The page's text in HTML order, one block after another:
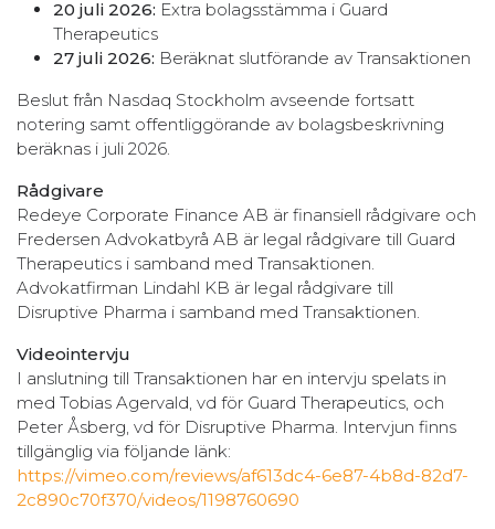
20 juli 2026: Extra bolagsstämma i Guard
Therapeutics
27 juli 2026: Beräknat slutförande av Transaktionen
Beslut från Nasdaq Stockholm avseende fortsatt
notering samt offentliggörande av bolagsbeskrivning
beräknas i juli 2026.
Rådgivare
Redeye Corporate Finance AB är finansiell rådgivare och
Fredersen Advokatbyrå AB är legal rådgivare till Guard
Therapeutics i samband med Transaktionen.
Advokatfirman Lindahl KB är legal rådgivare till
Disruptive Pharma i samband med Transaktionen.
Videointervju
I anslutning till Transaktionen har en intervju spelats in
med Tobias Agervald, vd för Guard Therapeutics, och
Peter Åsberg, vd för Disruptive Pharma. Intervjun finns
tillgänglig via följande länk:
https://vimeo.com/reviews/af613dc4-6e87-4b8d-82d7-
2c890c70f370/videos/1198760690